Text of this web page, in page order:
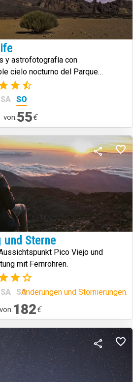
y astrofotografía con
cielo nocturno del Parque
(2)
SA SO
von:55€
und Sterne
Pico Viejo und
mit Fernrohren.
(8)
SA SOÄnderungen und Stornierungen.
von:182€